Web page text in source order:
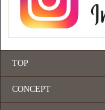
TOP
CONCEPT